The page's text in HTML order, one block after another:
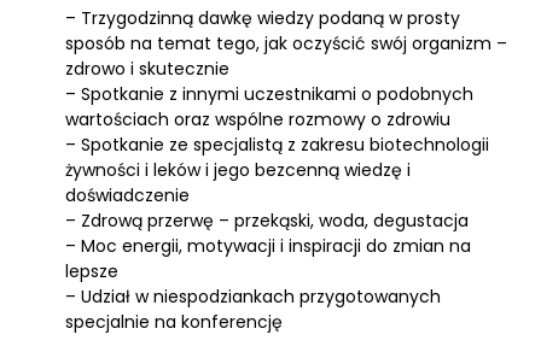
– Trzygodzinną dawkę wiedzy podaną w prosty
sposób na temat tego, jak oczyścić swój organizm –
zdrowo i skutecznie
– Spotkanie z innymi uczestnikami o podobnych
wartościach oraz wspólne rozmowy o zdrowiu
– Spotkanie ze specjalistą z zakresu biotechnologii
żywności i leków i jego bezcenną wiedzę i
doświadczenie
– Zdrową przerwę – przekąski, woda, degustacja
– Moc energii, motywacji i inspiracji do zmian na
lepsze
– Udział w niespodziankach przygotowanych
specjalnie na konferencję